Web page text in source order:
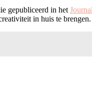
gepubliceerd in het
in huis te brengen.